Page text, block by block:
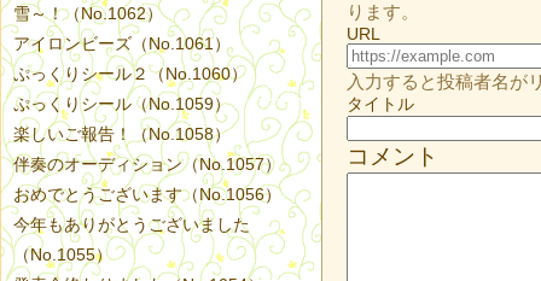
ります。
URL
入力すると投稿者名が
タイトル
コメント
雪～！（No.1062）
アイロンビーズ（No.1061）
ぷっくりシール２（No.1060）
ぷっくりシール（No.1059）
楽しいご報告！（No.1058）
伴奏のオーディション（No.1057）
おめでとうございます（No.1056）
今年もありがとうございました
（No.1055）